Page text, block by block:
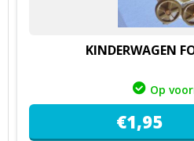
KINDERWAGEN
Op
€1,95